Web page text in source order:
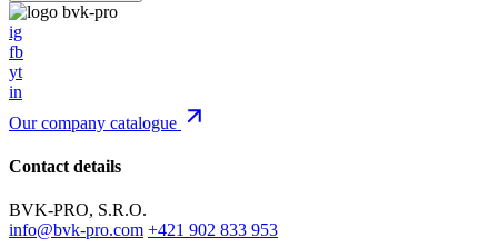
ig
fb
yt
in
Our company catalogue
Contact details
BVK-PRO, S.R.O.
info@bvk-pro.com +421 902 833 953